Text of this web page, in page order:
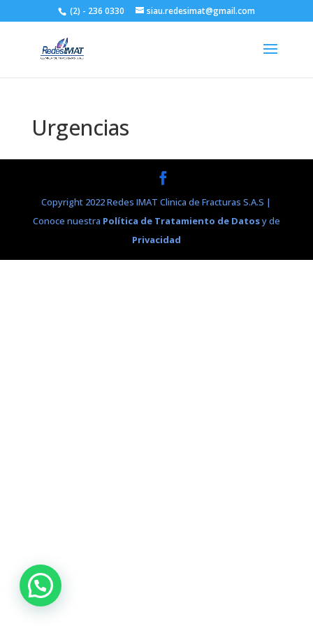
(2) - 236 0330 siau.redesimat@gmail.com
Urgencias
Copyright 2022 Redes IMAT Clinica de Fracturas S.A.S |
Conoce nuestra Política de Tratamiento de Datosy de
Privacidad